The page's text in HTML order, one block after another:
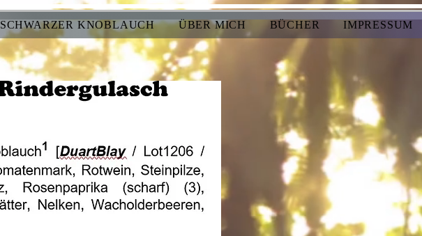
SCHWARZER KNOBLAUCH ÜBER MICH BÜCHER IMPRESSUM